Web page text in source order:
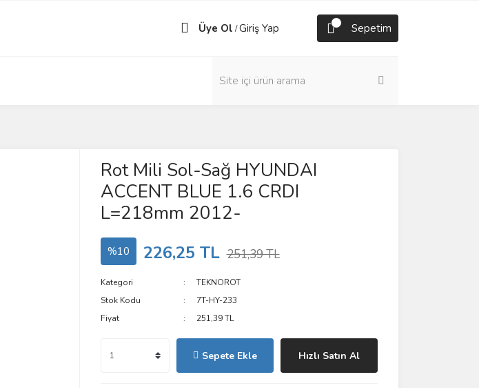
Üye Ol /Giriş Yap Sepetim
Rot Mili Sol-Sağ HYUNDAI
ACCENT BLUE 1.6 CRDI
L=218mm 2012-
%10 226,25 TL 251,39 TL
Kategori
TEKNOROT
Stok Kodu
7T-HY-233
Fiyat
251,39 TL
Sepete Ekle Hızlı Satın Al